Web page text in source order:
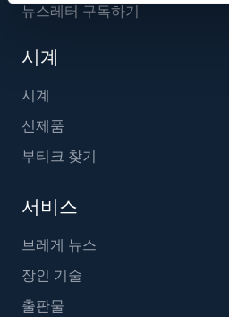
뉴스레터 구독하기
시계
시계
신제품
부티크 찾기
서비스
브레게 뉴스
장인 기술
출판물